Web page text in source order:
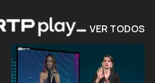
VER TODOS